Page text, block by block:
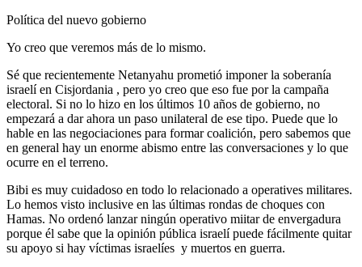
Política del nuevo gobierno
Yo creo que veremos más de lo mismo.
Sé que recientemente Netanyahu prometió imponer la soberanía
israelí en Cisjordania , pero yo creo que eso fue por la campaña
electoral. Si no lo hizo en los últimos 10 años de gobierno, no
empezará a dar ahora un paso unilateral de ese tipo. Puede que lo
hable en las negociaciones para formar coalición, pero sabemos que
en general hay un enorme abismo entre las conversaciones y lo que
ocurre en el terreno.
Bibi es muy cuidadoso en todo lo relacionado a operatives militares.
Lo hemos visto inclusive en las últimas rondas de choques con
Hamas. No ordenó lanzar ningún operativo miitar de envergadura
porque él sabe que la opinión pública israelí puede fácilmente quitar
su apoyo si hay víctimas israelíes y muertos en guerra.